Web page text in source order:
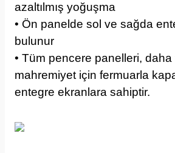
azaltılmış yoğuşma
• Ön panelde sol ve sağda
bulunur
• Tüm pencere panelleri, daha
mahremiyet için fermuarla
entegre ekranlara sahiptir.